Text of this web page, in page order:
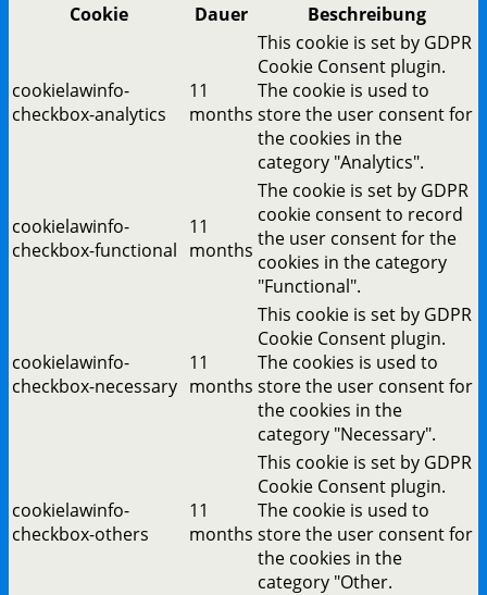
Cookie
Dauer Beschreibung
cookielawinfo-
checkbox-analytics
11
months
This cookie is set by GDPR
Cookie Consent plugin.
The cookie is used to
store the user consent for
the cookies in the
category "Analytics".
cookielawinfo-
checkbox-functional
11
months
The cookie is set by GDPR
cookie consent to record
the user consent for the
cookies in the category
"Functional".
cookielawinfo-
checkbox-necessary
11
months
This cookie is set by GDPR
Cookie Consent plugin.
The cookies is used to
store the user consent for
the cookies in the
category "Necessary".
cookielawinfo-
checkbox-others
11
months
This cookie is set by GDPR
Cookie Consent plugin.
The cookie is used to
store the user consent for
the cookies in the
category "Other.